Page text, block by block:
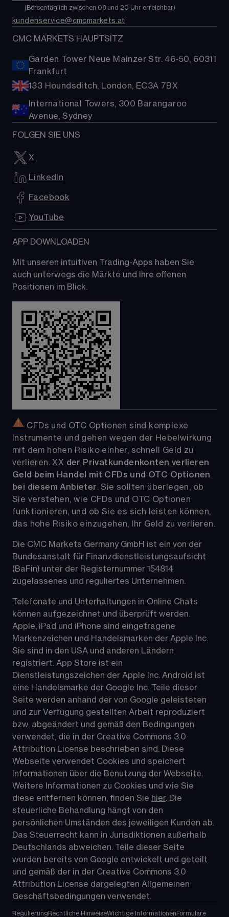
Kryptowährungen
Aktien-Baskets
FAQs
Hilfe
Presse
        (
Börsentäglich zwischen 08 und 20 Uhr erreichbar)
kundenservice@cmcmarkets.at
CMC MARKETS HAUPTSITZ
Garden Tower Neue Mainzer Str. 46-50, 60311
Frankfurt
133 Houndsditch, London, EC3A 7BX
International Towers, 300 Barangaroo
Avenue, Sydney
FOLGEN SIE UNS
X
LinkedIn
Facebook
YouTube
APP DOWNLOADEN
Mit unseren intuitiven Trading-Apps haben Sie
auch unterwegs die Märkte und Ihre offenen
Positionen im Blick.
CFDs und OTC Optionen sind komplexe
Instrumente und gehen wegen der Hebelwirkung
mit dem hohen Risiko einher, schnell Geld zu
verlieren. XX der Privatkundenkonten verlieren
Geld beim Handel mit CFDs und OTC Optionen
bei diesem Anbieter. Sie sollten überlegen, ob
Sie verstehen, wie CFDs und OTC Optionen
funktionieren, und ob Sie es sich leisten können,
das hohe Risiko einzugehen, Ihr Geld zu verlieren.
Die CMC Markets Germany GmbH ist ein von der
Bundesanstalt für Finanzdienstleistungsaufsicht
(BaFin) unter der Registernummer 154814
zugelassenes und reguliertes Unternehmen.
Telefonate und Unterhaltungen in Online Chats
können aufgezeichnet und überprüft werden.
Apple, iPad und iPhone sind eingetragene
Markenzeichen und Handelsmarken der Apple Inc.
Sie sind in den USA und anderen Ländern
registriert. App Store ist ein
Dienstleistungszeichen der Apple Inc. Android ist
eine Handelsmarke der Google Inc. Teile dieser
Seite werden anhand der von Google geleisteten
und zur Verfügung gestellten Arbeit reproduziert
bzw. abgeändert und gemäß den Bedingungen
verwendet, die in der Creative Commons 3.0
Attribution License beschrieben sind. Diese
Webseite verwendet Cookies und speichert
Informationen über die Benutzung der Webseite.
Weitere Informationen zu Cookies und wie Sie
diese entfernen können, finden Sie hier. Die
steuerliche Behandlung hängt von den
persönlichen Umständen des jeweiligen Kunden ab.
Das Steuerrecht kann in Jurisdiktionen außerhalb
Deutschlands abweichen. Teile dieser Seite
wurden bereits von Google entwickelt und geteilt
und gemäß der in der Creative Commons 3.0
Attribution License dargelegten Allgemeinen
Geschäftsbedingungen verwendet.
Regulierung Rechtliche HinweiseWichtige Informationen Formulare